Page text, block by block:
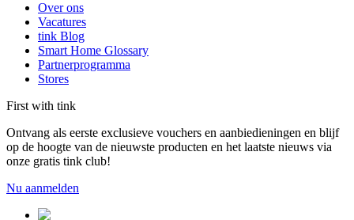
Over ons
Vacatures
tink Blog
Smart Home Glossary
Partnerprogramma
Stores
First with tink
Ontvang als eerste exclusieve vouchers en aanbiedieningen en blijf
op de hoogte van de nieuwste producten en het laatste nieuws via
onze gratis tink club!
Nu aanmelden